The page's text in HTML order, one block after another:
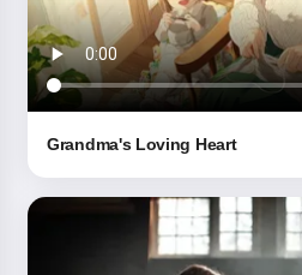
Grandma's Loving Heart